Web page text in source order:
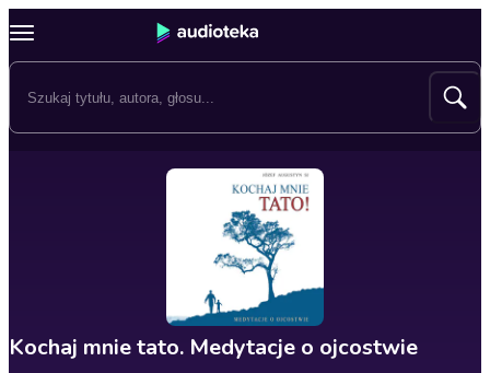
Kochaj mnie tato. Medytacje o ojcostwie